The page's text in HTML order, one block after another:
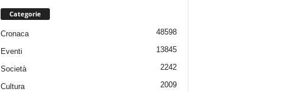
Categorie
Cronaca 48598
Eventi 13845
Società 2242
Cultura 2009